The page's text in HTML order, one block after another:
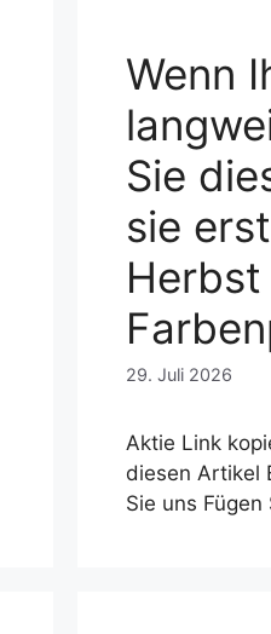
Wenn
Sie
sie
29. Juli 2026
Aktie Link
diesen Artikel
Sie uns